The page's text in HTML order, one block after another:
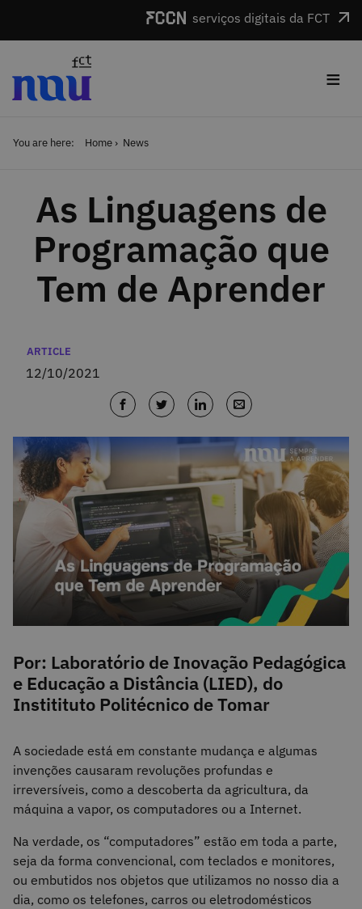
serviços digitais da FCT
≡
You are here: Home News
As Linguagens de
Programação que
Tem de Aprender
Categories
ARTICLE
12/10/2021
Por: Laboratório de Inovação Pedagógica
e Educação a Distância (LIED), do
Institituto Politécnico de Tomar
A sociedade está em constante mudança e algumas
invenções causaram revoluções profundas e
irreversíveis, como a descoberta da agricultura, da
máquina a vapor, os computadores ou a Internet.
Na verdade, os “computadores” estão em toda a parte,
seja da forma convencional, com teclados e monitores,
ou embutidos nos objetos que utilizamos no nosso dia a
dia, como os telefones, carros ou eletrodomésticos